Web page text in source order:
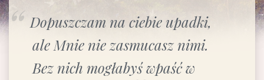
Dopuszczam na ciebie upadki,
ale Mnie nie zasmucasz nimi.
Bez nich mogłabyś wpaść w